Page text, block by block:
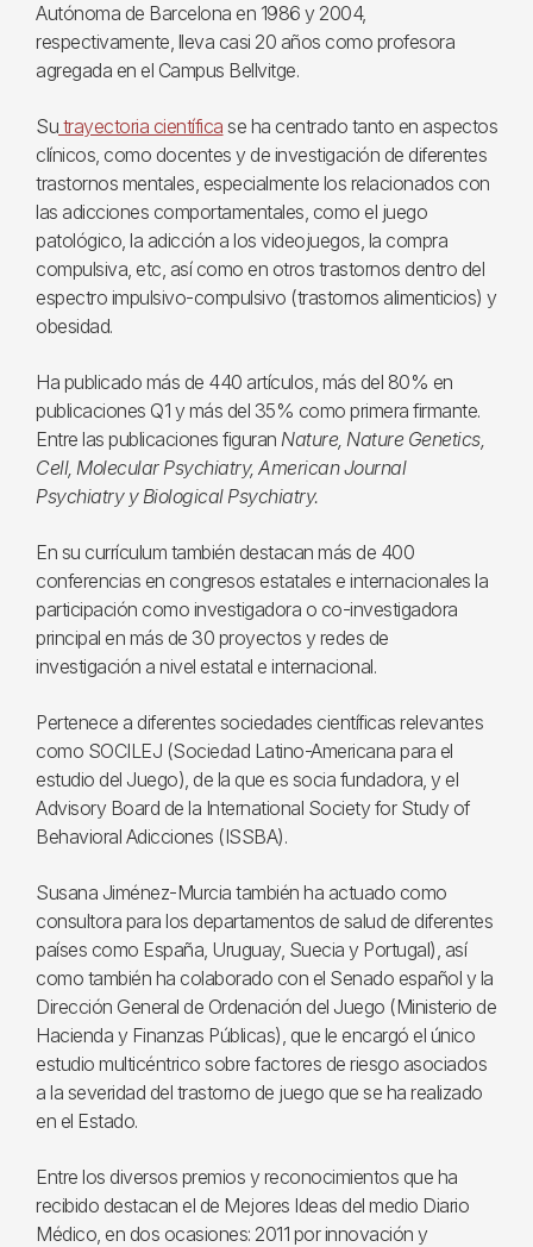
Autónoma de Barcelona en 1986 y 2004,
respectivamente, lleva casi 20 años como profesora
agregada en el Campus Bellvitge.
Su trayectoria científica se ha centrado tanto en aspectos
clínicos, como docentes y de investigación de diferentes
trastornos mentales, especialmente los relacionados con
las adicciones comportamentales, como el juego
patológico, la adicción a los videojuegos, la compra
compulsiva, etc, así como en otros trastornos dentro del
espectro impulsivo-compulsivo (trastornos alimenticios) y
obesidad.
Ha publicado más de 440 artículos, más del 80% en
publicaciones Q1 y más del 35% como primera firmante.
Entre las publicaciones figuran Nature, Nature Genetics,
Cell, Molecular Psychiatry, American Journal
Psychiatry y Biological Psychiatry.
En su currículum también destacan más de 400
conferencias en congresos estatales e internacionales la
participación como investigadora o co-investigadora
principal en más de 30 proyectos y redes de
investigación a nivel estatal e internacional.
Pertenece a diferentes sociedades científicas relevantes
como SOCILEJ (Sociedad Latino-Americana para el
estudio del Juego), de la que es socia fundadora, y el
Advisory Board de la International Society for Study of
Behavioral Adicciones (ISSBA).
Susana Jiménez-Murcia también ha actuado como
consultora para los departamentos de salud de diferentes
países como España, Uruguay, Suecia y Portugal), así
como también ha colaborado con el Senado español y la
Dirección General de Ordenación del Juego (Ministerio de
Hacienda y Finanzas Públicas), que le encargó el único
estudio multicéntrico sobre factores de riesgo asociados
a la severidad del trastorno de juego que se ha realizado
en el Estado.
Entre los diversos premios y reconocimientos que ha
recibido destacan el de Mejores Ideas del medio Diario
Médico, en dos ocasiones: 2011 por innovación y